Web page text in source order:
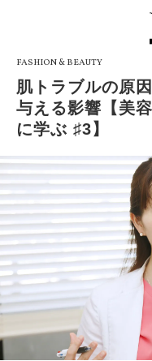
FASHION & BEAUTY
肌トラブルの原
与える影響【美
に学ぶ ♯3】